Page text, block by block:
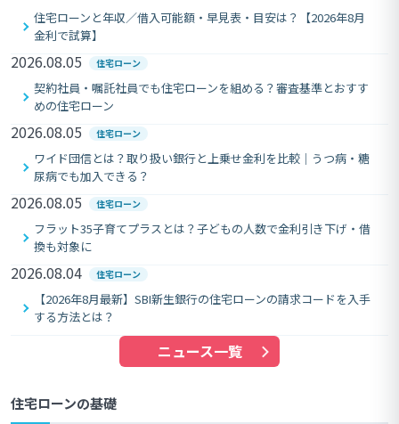
住宅ローンと年収／借入可能額・早見表・目安は？【2026年8月
金利で試算】
2026.08.05 住宅ローン
契約社員・嘱託社員でも住宅ローンを組める？審査基準とおすす
めの住宅ローン
2026.08.05 住宅ローン
ワイド団信とは？取り扱い銀行と上乗せ金利を比較｜うつ病・糖
尿病でも加入できる？
2026.08.05 住宅ローン
フラット35子育てプラスとは？子どもの人数で金利引き下げ・借
換も対象に
2026.08.04 住宅ローン
【2026年8月最新】SBI新生銀行の住宅ローンの請求コードを入手
する方法とは？
ニュース一覧
住宅ローンの基礎